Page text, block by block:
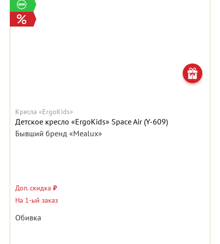
Кресла «ErgoKids»
Детское кресло «ErgoKids» Space Air (Y-609)
Бывший бренд «Mealux»
Доп. скидка ₽
На 1-ый заказ
Обивка